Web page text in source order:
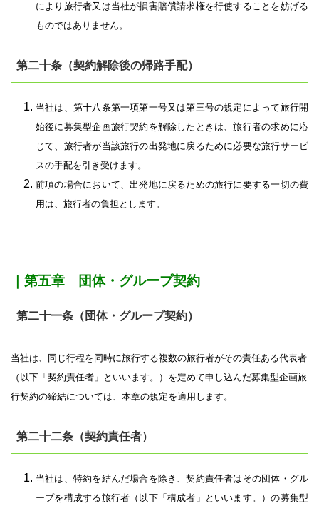
により旅行者又は当社が損害賠償請求権を行使することを妨げる
ものではありません。
第二十条（契約解除後の帰路手配）
当社は、第十八条第一項第一号又は第三号の規定によって旅行開
始後に募集型企画旅行契約を解除したときは、旅行者の求めに応
じて、旅行者が当該旅行の出発地に戻るために必要な旅行サービ
スの手配を引き受けます。
前項の場合において、出発地に戻るための旅行に要する一切の費
用は、旅行者の負担とします。
｜第五章 団体・グループ契約
第二十一条（団体・グループ契約）
当社は、同じ行程を同時に旅行する複数の旅行者がその責任ある代表者
（以下「契約責任者」といいます。）を定めて申し込んだ募集型企画旅
行契約の締結については、本章の規定を適用します。
第二十二条（契約責任者）
当社は、特約を結んだ場合を除き、契約責任者はその団体・グル
ープを構成する旅行者（以下「構成者」といいます。）の募集型